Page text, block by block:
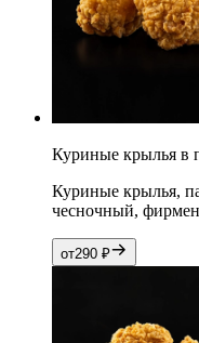
Куриные крылья в
Куриные крылья,
чесночный,
от290 ₽